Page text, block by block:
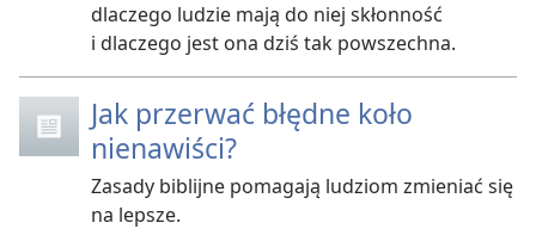
dlaczego ludzie mają do niej skłonność
i dlaczego jest ona dziś tak powszechna.
Jak przerwać błędne koło
nienawiści?
Zasady biblijne pomagają ludziom zmieniać się
na lepsze.